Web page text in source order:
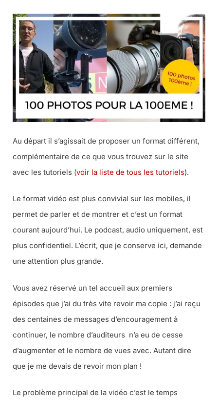
Au départ il s’agissait de proposer un format différent,
complémentaire de ce que vous trouvez sur le site
avec les tutoriels (voir la liste de tous les tutoriels).
Le format vidéo est plus convivial sur les mobiles, il
permet de parler et de montrer et c’est un format
courant aujourd’hui. Le podcast, audio uniquement, est
plus confidentiel. L’écrit, que je conserve ici, demande
une attention plus grande.
Vous avez réservé un tel accueil aux premiers
épisodes que j’ai du très vite revoir ma copie : j’ai reçu
des centaines de messages d’encouragement à
continuer, le nombre d’auditeurs n’a eu de cesse
d’augmenter et le nombre de vues avec. Autant dire
que je me devais de revoir mon plan !
Le problème principal de la vidéo c’est le temps